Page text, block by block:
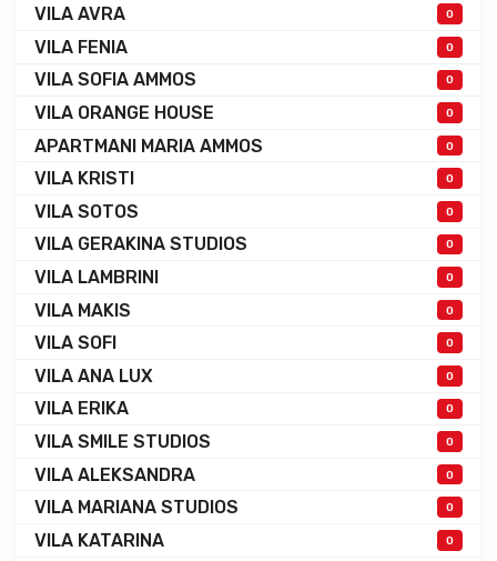
VILA AVRA 0
VILA FENIA 0
VILA SOFIA AMMOS 0
VILA ORANGE HOUSE 0
APARTMANI MARIA AMMOS 0
VILA KRISTI 0
VILA SOTOS 0
VILA GERAKINA STUDIOS 0
VILA LAMBRINI 0
VILA MAKIS 0
VILA SOFI 0
VILA ANA LUX 0
VILA ERIKA 0
VILA SMILE STUDIOS 0
VILA ALEKSANDRA 0
VILA MARIANA STUDIOS 0
VILA KATARINA 0